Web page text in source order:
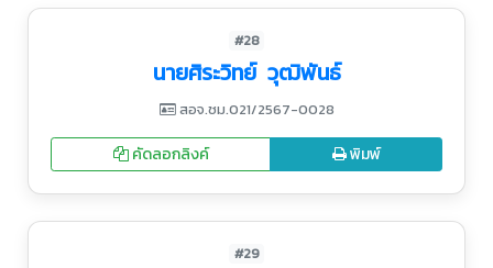
#28
นายศิระวิทย์ วุฒิพันธ์
สอจ.ชม.021/2567-0028
คัดลอกลิงค์ พิมพ์
#29